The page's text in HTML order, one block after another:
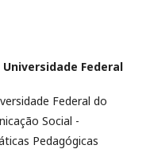
Universidade Federal
Federal do
Social -
Pedagógicas